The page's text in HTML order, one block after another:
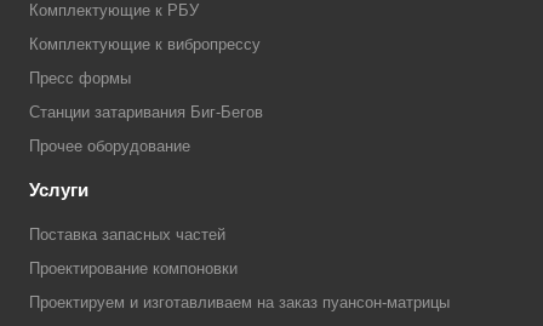
Комплектующие к РБУ
Комплектующие к вибропрессу
Пресс формы
Станции затаривания Биг-Бегов
Прочее оборудование
Услуги
Поставка запасных частей
Проектирование компоновки
Проектируем и изготавливаем на заказ пуансон-матрицы